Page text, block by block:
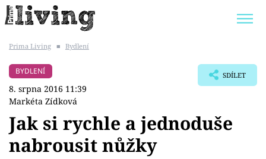
BYDLENÍ SLAVNÝCH
Témata
Prima Living ■ Bydlení
BYDLENÍ
8. srpna 2016 11:39
Markéta Zídková
SDÍLET
Jak si rychle a jednoduše
nabrousit nůžky